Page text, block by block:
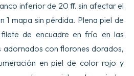
inferior de 20 ff. sin afectar el
1 mapa sin pérdida. Plena piel de
de encuadre en frío en las
con florones dorados,
en piel de color rojo y